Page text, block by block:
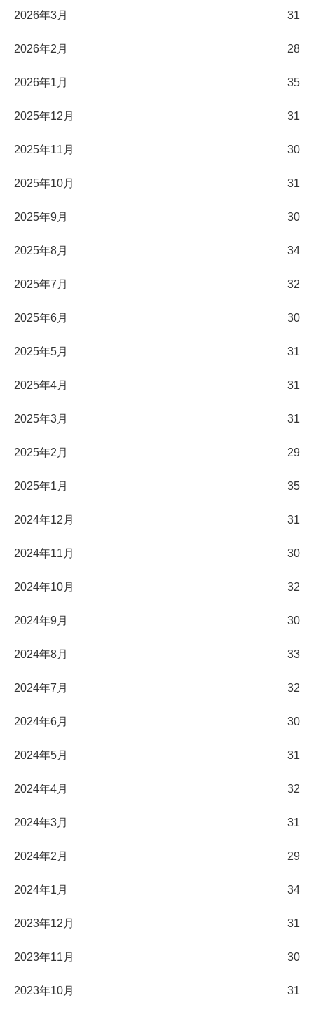
2026年3月 31
2026年2月 28
2026年1月 35
2025年12月 31
2025年11月 30
2025年10月 31
2025年9月 30
2025年8月 34
2025年7月 32
2025年6月 30
2025年5月 31
2025年4月 31
2025年3月 31
2025年2月 29
2025年1月 35
2024年12月 31
2024年11月 30
2024年10月 32
2024年9月 30
2024年8月 33
2024年7月 32
2024年6月 30
2024年5月 31
2024年4月 32
2024年3月 31
2024年2月 29
2024年1月 34
2023年12月 31
2023年11月 30
2023年10月 31